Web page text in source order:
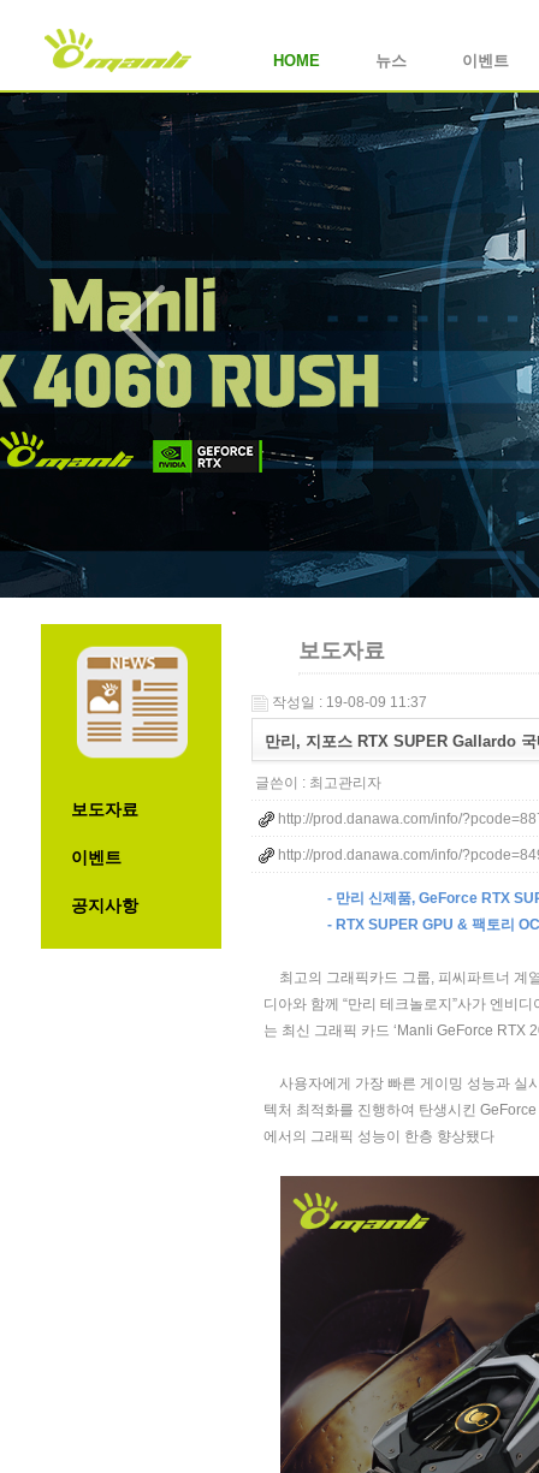
HOME 뉴스 이벤트
보도자료
이벤트
공지사항
보도자료
작성일 : 19-08-09 11:37
만리, 지포스 RTX SUPER Gallardo
글쓴이 : 최고관리자
http://prod.danawa.com/info/
http://prod.danawa.com/info/
- 만리 신제품, GeForce RTX
- RTX SUPER GPU &팩토리
최고의 그래픽카드 그룹, 피씨파트너 계
디아와 함께 “만리 테크놀로지 ”사가 엔비디
는 최신 그래픽 카드 ‘Manli GeForce RTX
사용자에게 가장 빠른 게이밍 성능과 실
텍처 최적화를 진행하여 탄생시킨
에서의 그래픽 성능이 한층 향상됐다